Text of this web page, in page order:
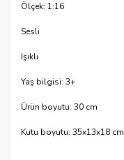
Ölçek: 1:16
Sesli
Işıklı
Yaş bilgisi: 3+
Ürün boyutu: 30 cm
Kutu boyutu: 35x13x18 cm